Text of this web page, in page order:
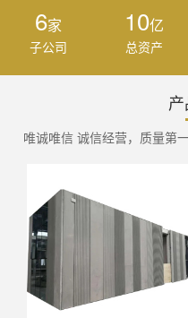
6家
子公司
10亿
总资产
唯诚唯信 诚信经营，质量第